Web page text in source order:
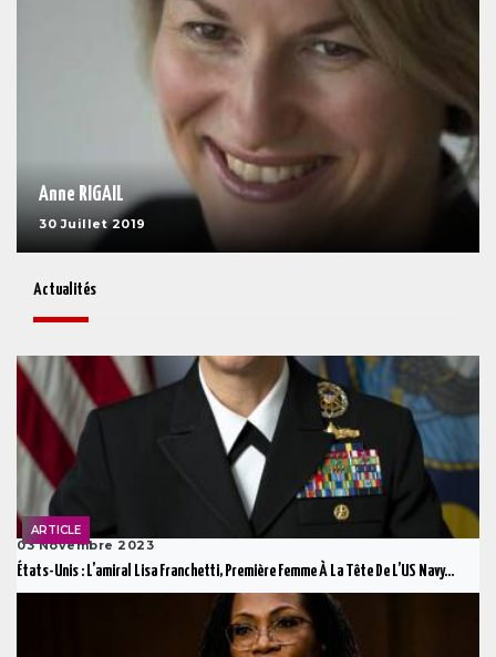
Anne RIGAIL
30 Juillet 2019
Actualités
ARTICLE
03 Novembre 2023
États-Unis : L’amiral Lisa Franchetti, Première Femme À La Tête De L’US Navy...